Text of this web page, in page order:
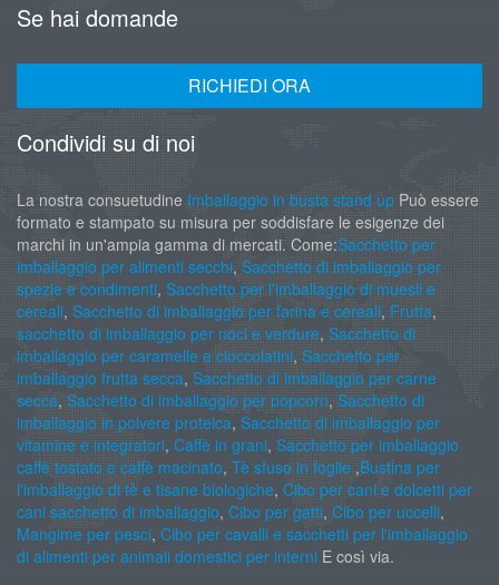
Se hai domande
RICHIEDI ORA
Condividi su di noi
La nostra consuetudine Imballaggio in busta stand up Può essere
formato e stampato su misura per soddisfare le esigenze dei
marchi in un'ampia gamma di mercati. Come:Sacchetto per
imballaggio per alimenti secchi, Sacchetto di imballaggio per
spezie e condimenti, Sacchetto per l'imballaggio di muesli e
cereali, Sacchetto di imballaggio per farina e cereali, Frutta,
sacchetto di imballaggio per noci e verdure, Sacchetto di
imballaggio per caramelle e cioccolatini, Sacchetto per
imballaggio frutta secca, Sacchetto di imballaggio per carne
secca, Sacchetto di imballaggio per popcorn, Sacchetto di
imballaggio in polvere proteica, Sacchetto di imballaggio per
vitamine e integratori, Caffè in grani, Sacchetto per imballaggio
caffè tostato e caffè macinato, Tè sfuso in foglie ,Bustina per
l'imballaggio di tè e tisane biologiche, Cibo per cani e dolcetti per
cani sacchetto di imballaggio, Cibo per gatti, Cibo per uccelli,
Mangime per pesci, Cibo per cavalli e sacchetti per l'imballaggio
di alimenti per animali domestici per interni E così via.